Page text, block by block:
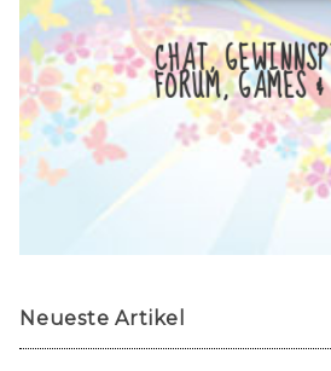
CHAT,
FORUM, GAMES
Neueste Artikel